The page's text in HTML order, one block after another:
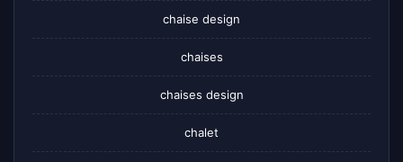
chaise design
chaises
chaises design
chalet